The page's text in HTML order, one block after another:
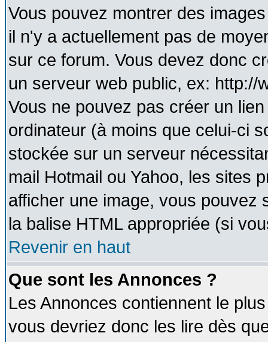
Vous pouvez montrer des
il n'y a actuellement pas de
sur ce forum. Vous devez donc
un serveur web public, ex: http://
Vous ne pouvez pas créer un
ordinateur (à moins que celui-ci
stockée sur un serveur
mail Hotmail ou Yahoo, les sites
afficher une image, vous pouvez
la balise HTML appropriée (si
Revenir en haut
Que sont les Annonces ?
Les Annonces contiennent le
vous devriez donc les lire dès